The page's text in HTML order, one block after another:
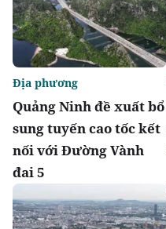
Quảng Ninh đề xuất bổ
sung tuyến cao tốc kết
nối với Đường Vành
đai 5
Địa phương